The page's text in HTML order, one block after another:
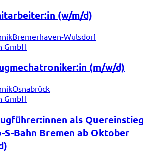
(w/m/d)
Bremerhaven-Wulsdorf
GmbH
(m/w/d)
Osnabrück
GmbH
als Quereinstieg
S-Bahn Bremen ab Oktober